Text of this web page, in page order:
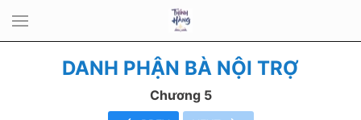
DANH PHẬN BÀ NỘI TRỢ
Chương 5